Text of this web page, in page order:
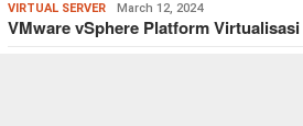
VIRTUAL SERVER March 12, 2024
VMware vSphere Platform